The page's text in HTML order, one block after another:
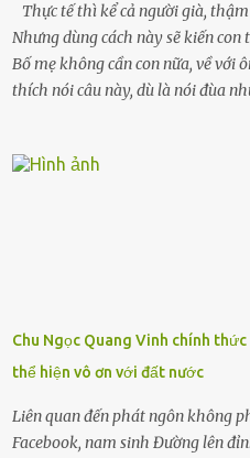
Thực tế thì kể cả người già,
Nhưng dùng cách này sẽ kiến
Bố mẹ không cần con nữa, về với
thích nói câu này, dù là nói đùa
khuyên nhủ con thật cẩn thận.
để được giúp đỡ thì có thể sẽ bỏ
có biết gì đâu Nhiều người cứ coi
lầm, thì họ cũng không trách
không dạy con cẩn...
Chu Ngọc Quang Vinh chính
thể hiện vô ơn với đất nước
Liên quan đến phát ngôn không
Facebook, nam sinh Đường lên